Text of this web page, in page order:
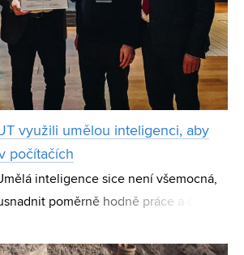
využili umělou inteligenci, aby
počítačích
inteligence sice není všemocná,
poměrně hodně práce a času.
k tomu, aby automatizov